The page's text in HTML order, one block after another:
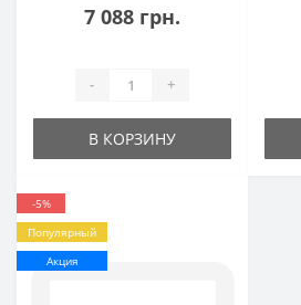
7 088 грн.
- +
В КОРЗИНУ
-5%
Популярный
Акция